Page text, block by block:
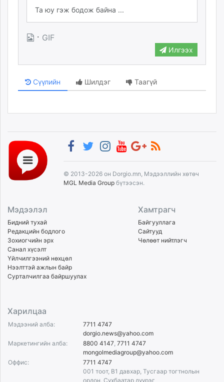
· GIF
Илгээх
Сүүлийн Шилдэг Таагүй
© 2013-2026 он Dorgio.mn, Мэдээллийн хөтөч
MGL Media Group бүтээсэн.
Мэдээлэл
Бидний тухай
Редакцийн бодлого
Зохиогчийн эрх
Санал хүсэлт
Үйлчилгээний нөхцөл
Нээлттэй ажлын байр
Сурталчилгаа байршуулах
Хамтрагч
Байгууллага
Сайтууд
Чөлөөт нийтлэгч
Харилцаа
Мэдээний алба:
7711 4747
dorgio.news@yahoo.com
Маркетингийн алба:
8800 4147 7711 4747
mongolmediagroup@yahoo.com
Оффис:
7711 4747
001 тоот, B1 давхар, Тусгаар тогтнолын
ордон, Сүхбаатар дүүрэг